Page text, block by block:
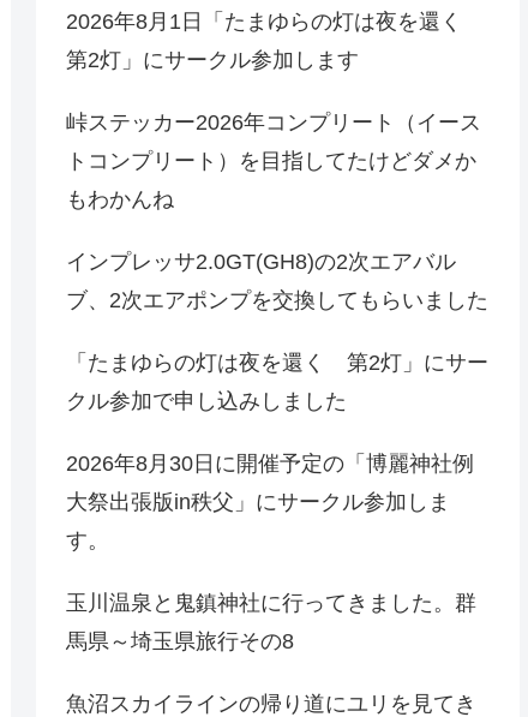
2026年8月1日「たまゆらの灯は夜を還く
第2灯」にサークル参加します
峠ステッカー2026年コンプリート（イース
トコンプリート）を目指してたけどダメか
もわかんね
インプレッサ2.0GT(GH8)の2次エアバル
ブ、2次エアポンプを交換してもらいました
「たまゆらの灯は夜を還く 第2灯」にサー
クル参加で申し込みしました
2026年8月30日に開催予定の「博麗神社例
大祭出張版in秩父」にサークル参加しま
す。
玉川温泉と鬼鎮神社に行ってきました。群
馬県～埼玉県旅行その8
魚沼スカイラインの帰り道にユリを見てき